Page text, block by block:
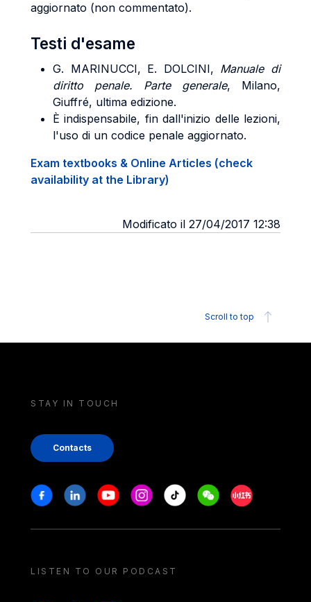
aggiornato (non commentato).
Testi d'esame
G. MARINUCCI, E. DOLCINI, Manuale di
diritto penale. Parte generale, Milano,
Giuffré, ultima edizione.
È indispensabile, fin dall'inizio delle lezioni,
l'uso di un codice penale aggiornato.
Exam textbooks & Online Articles (check
availability at the Library)
Modificato il 27/04/2017 12:38
Scroll to top
STAY IN TOUCH
Contacts
Stay in touch
FacebookLinkedinYoutubeInstagram
Tiktok WeechatXiaohongshu/
LISTEN TO OUR PODCAST